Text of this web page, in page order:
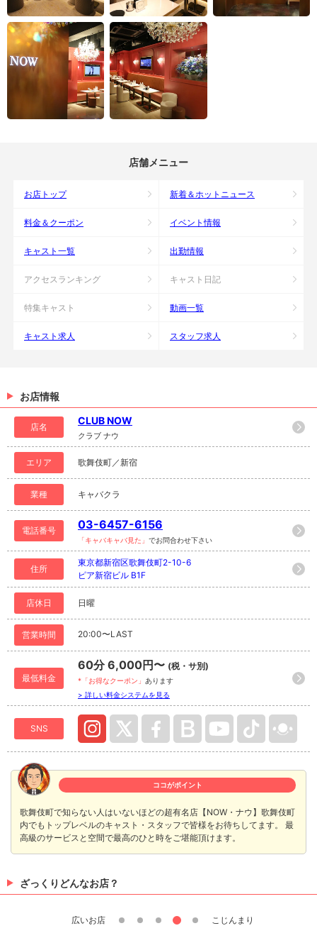
店舗メニュー
お店トップ 新着＆ホットニュース
料金＆クーポン イベント情報
キャスト一覧 出勤情報
アクセスランキング キャスト日記
特集キャスト 動画一覧
キャスト求人 スタッフ求人
お店情報
店名
CLUB NOW
クラブ ナウ
エリア 歌舞伎町／新宿
業種 キャバクラ
電話番号 03-6457-6156
「キャバキャバ見た」 でお問合わせ下さい
住所
東京都新宿区歌舞伎町2-10-6
ピア新宿ビル B1F
店休日 日曜
営業時間 20:00〜LAST
最低料金
60分 6,000円〜 (税・サ別)
*「お得なクーポン」 あります
> 詳しい料金システムを見る
SNS
ココがポイント
歌舞伎町で知らない人はいないほどの超有名店【NOW・ナウ】歌舞伎町
内でもトップレベルのキャスト・スタッフで皆様をお待ちしてます。 最
高級のサービスと空間で最高のひと時をご堪能頂けます。
ざっくりどんなお店？
広いお店 こじんまり